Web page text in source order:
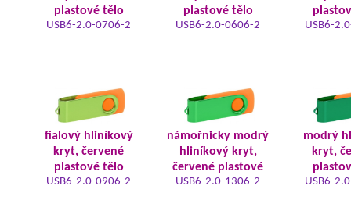
plastové tělo
USB6-2.0-0706-2
plastové tělo
USB6-2.0-0606-2 USB6-
fialový hliníkový
kryt, červené
plastové tělo
USB6-2.0-0906-2
námořnicky modrý
hliníkový kryt,
červené plastové
USB6-2.0-1306-2
modrý
kryt,
USB6-